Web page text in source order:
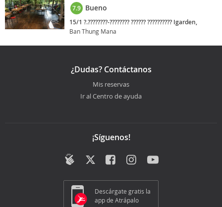
7.9 Bueno
15/1 ?.????????-???????? ?????? ?????????? Igarden,
Ban Thung Mana
¿Dudas? Contáctanos
Mis reservas
Ir al Centro de ayuda
¡Síguenos!
Descárgate gratis la
app de Atrápalo